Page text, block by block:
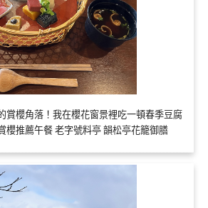
賞櫻角落！我在櫻花窗景裡吃一頓春季豆腐
櫻推薦午餐 老字號料亭 韻松亭花籠御膳